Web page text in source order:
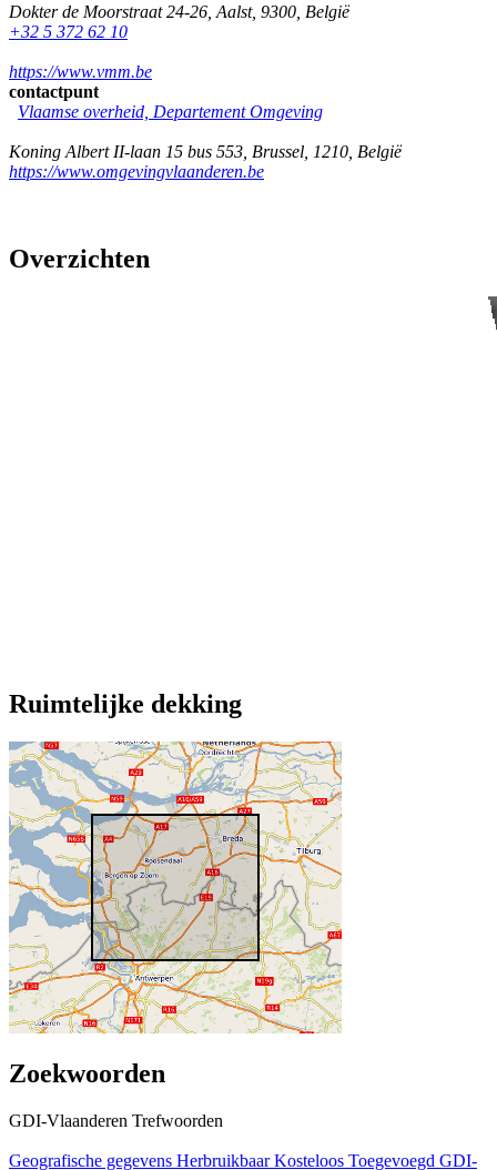
Dokter de Moorstraat 24-26 Aalst, 9300 België
+32 5 372 62 10
https://www.vmm.be
contactpunt
Vlaamse overheid, Departement Omgeving
Koning Albert II-laan 15 bus 553 Brussel 1210 België
https://www.omgevingvlaanderen.be
Overzichten
Ruimtelijke dekking
Zoekwoorden
GDI-Vlaanderen Trefwoorden
Geografische gegevens Herbruikbaar Kosteloos Toegevoegd GDI-